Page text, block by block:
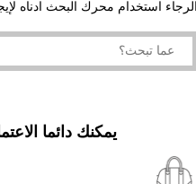
الرجاء استخدام محرك البحث ادناه
يمكنك دائما